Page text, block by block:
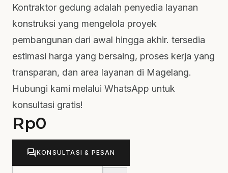
Kontraktor gedung adalah penyedia layanan
konstruksi yang mengelola proyek
pembangunan dari awal hingga akhir. tersedia
estimasi harga yang bersaing, proses kerja yang
transparan, dan area layanan di Magelang.
Hubungi kami melalui WhatsApp untuk
konsultasi gratis!
Rp0
forumKONSULTASI & PESAN